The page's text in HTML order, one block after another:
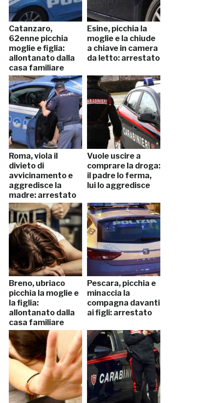
Catanzaro,
62enne picchia
moglie e figlia:
allontanato dalla
casa familiare
Esine, picchia la
moglie e la chiude
a chiave in camera
da letto: arrestato
Roma, viola il
divieto di
avvicinamento e
aggredisce la
madre: arrestato
Vuole uscire a
comprare la droga:
il padre lo ferma,
lui lo aggredisce
Breno, ubriaco
picchia la moglie e
la figlia:
allontanato dalla
casa familiare
Pescara, picchia e
minaccia la
compagna davanti
ai figli: arrestato